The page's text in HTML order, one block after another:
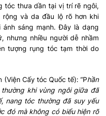
tóc thưa dần tại vị trí rẽ ngôi,
và da đầu lộ rõ hơn khi
sáng mạnh. Đây là dạng
nhưng nhiều người dễ nhầm
tượng rụng tóc tạm thời do
(Viện Cấy tóc Quốc tế): “Phần
khi vùng ngôi giữa đã
nang tóc thường đã suy yếu
đó mà không có biểu hiện rõ